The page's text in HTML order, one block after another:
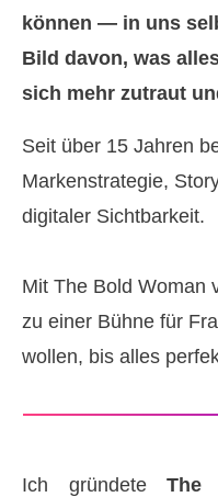
können — in uns
Bild davon, was
sich mehr zutraut
Seit über 15 Jahren
Markenstrategie,
digitaler Sichtbarkeit.
Mit The Bold Woman
zu einer Bühne für
wollen, bis alles
Ich gründeteThe